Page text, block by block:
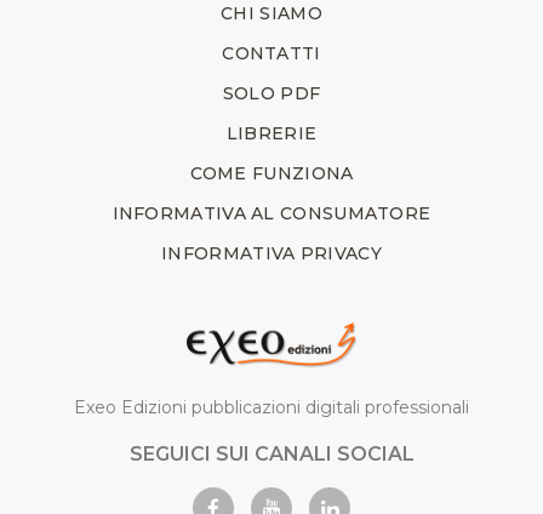
CHI SIAMO
CONTATTI
SOLO PDF
LIBRERIE
COME FUNZIONA
INFORMATIVA AL CONSUMATORE
INFORMATIVA PRIVACY
Exeo Edizioni pubblicazioni digitali professionali
SEGUICI SUI CANALI SOCIAL